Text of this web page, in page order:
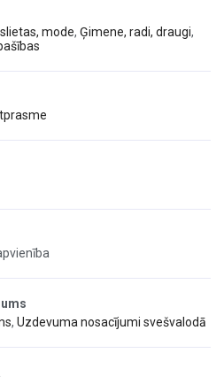
mode, Ģimene, radi, draugi,
, Uzdevuma nosacījumi svešvalodā